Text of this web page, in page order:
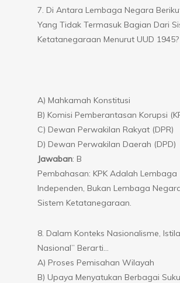
7. Di Antara Lembaga Negara
Yang Tidak Termasuk Bagian Dari
Ketatanegaraan Menurut UUD 1945?
A) Mahkamah Konstitusi
B) Komisi Pemberantasan Korupsi
C) Dewan Perwakilan Rakyat (DPR)
D) Dewan Perwakilan Daerah (DPD)
Jawaban: B
Pembahasan: KPK Adalah Lembaga
Independen, Bukan Lembaga
Sistem Ketatanegaraan.
8. Dalam Konteks Nasionalisme,
Nasional” Berarti…
A) Proses Pemisahan Wilayah
B) Upaya Menyatukan Berbagai